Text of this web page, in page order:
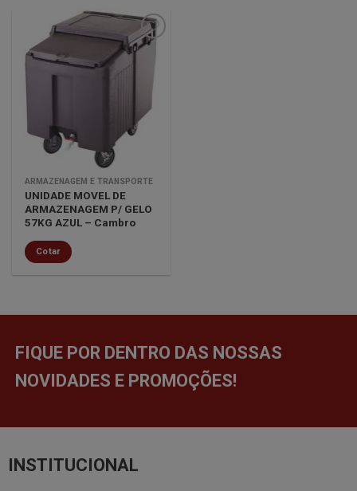
desejos
ARMAZENAGEM E TRANSPORTE
UNIDADE MOVEL DE
ARMAZENAGEM P/ GELO
57KG AZUL – Cambro
Cotar
FIQUE POR DENTRO DAS NOSSAS
NOVIDADES E PROMOÇÕES!
INSTITUCIONAL